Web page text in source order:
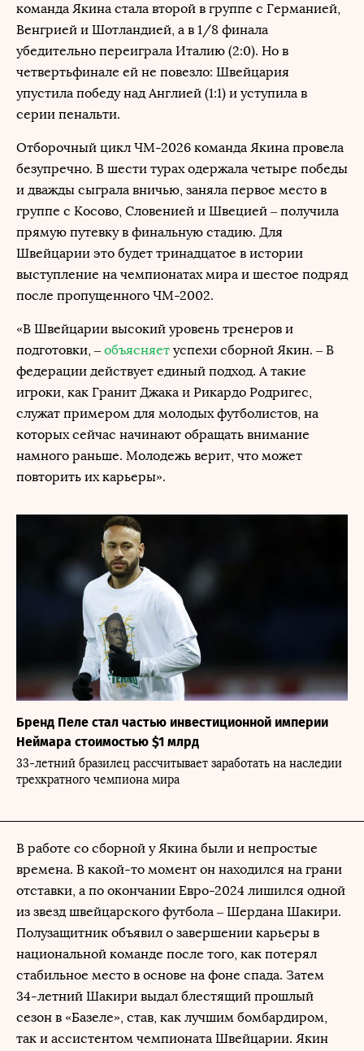
команда Якина стала второй в группе с Германией,
Венгрией и Шотландией, а в 1/8 финала
убедительно переиграла Италию (2:0). Но в
четвертьфинале ей не повезло: Швейцария
упустила победу над Англией (1:1) и уступила в
серии пенальти.
Отборочный цикл ЧМ-2026 команда Якина провела
безупречно. В шести турах одержала четыре победы
и дважды сыграла вничью, заняла первое место в
группе с Косово, Словенией и Швецией – получила
прямую путевку в финальную стадию. Для
Швейцарии это будет тринадцатое в истории
выступление на чемпионатах мира и шестое подряд
после пропущенного ЧМ-2002.
«В Швейцарии высокий уровень тренеров и
подготовки, – объясняет успехи сборной Якин. – В
федерации действует единый подход. А такие
игроки, как Гранит Джака и Рикардо Родригес,
служат примером для молодых футболистов, на
которых сейчас начинают обращать внимание
намного раньше. Молодежь верит, что может
повторить их карьеры».
Бренд Пеле стал частью инвестиционной империи
Неймара стоимостью $1 млрд
33-летний бразилец рассчитывает заработать на наследии
трехкратного чемпиона мира
В работе со сборной у Якина были и непростые
времена. В какой-то момент он находился на грани
отставки, а по окончании Евро-2024 лишился одной
из звезд швейцарского футбола – Шердана Шакири.
Полузащитник объявил о завершении карьеры в
национальной команде после того, как потерял
стабильное место в основе на фоне спада. Затем
34-летний Шакири выдал блестящий прошлый
сезон в «Базеле», став, как лучшим бомбардиром,
так и ассистентом чемпионата Швейцарии. Якин